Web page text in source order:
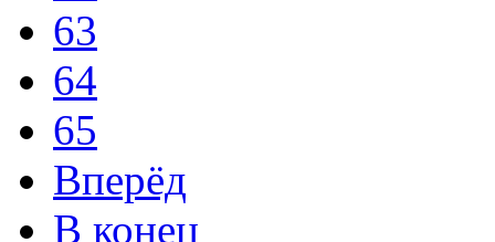
63
64
65
Вперёд
В конец